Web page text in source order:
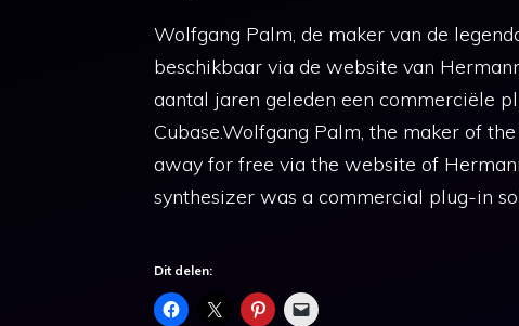
Wolfgang Palm, de maker van de
beschikbaar via de website van
aantal jaren geleden een commerciële
Cubase.Wolfgang Palm, the maker of
away for free via the website of
synthesizer was a commercial plug-in
Dit delen: